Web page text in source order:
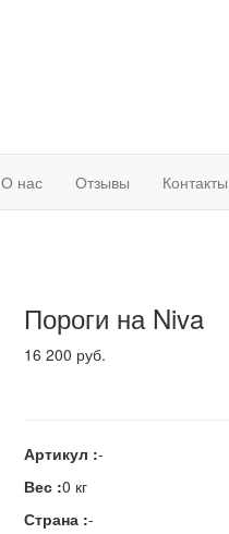
О нас Отзывы Контакты
Пороги на Niva
16 200 руб.
Артикул :-
Вес :0 кг
Страна :-